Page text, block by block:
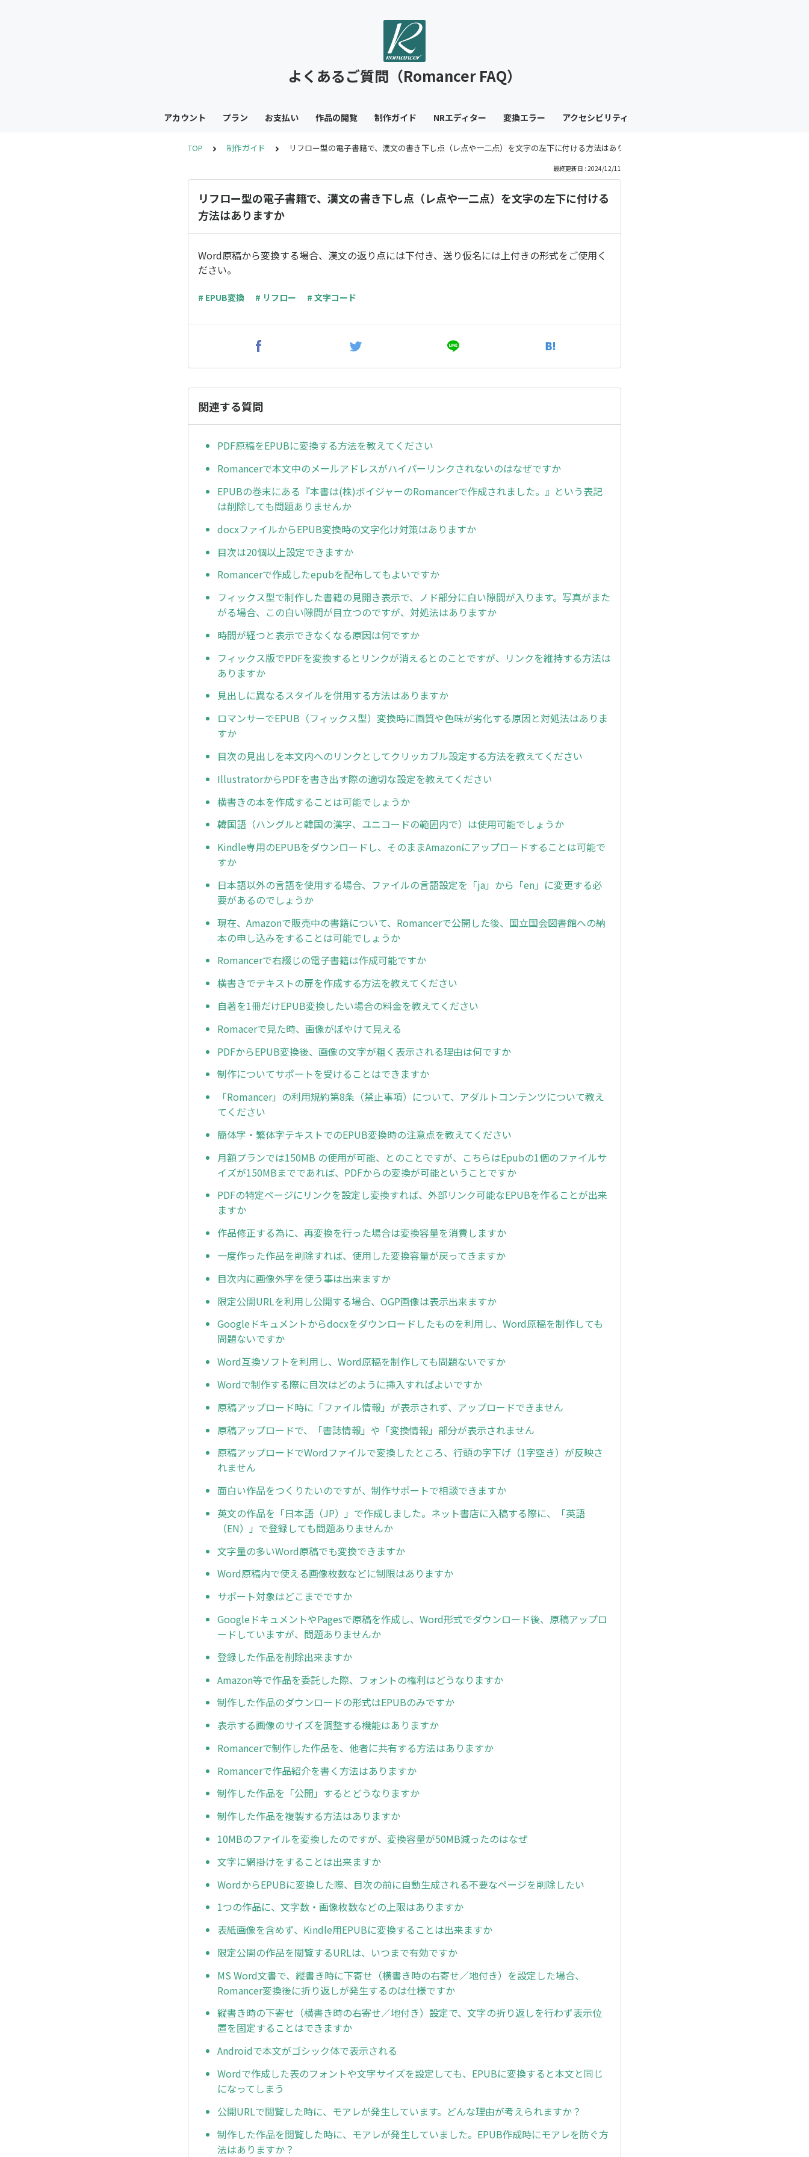
よくあるご質問（Romancer FAQ）
アカウント プラン お支払い 作品の閲覧 制作ガイド NRエディター 変換エラー アクセシビリティ
TOP 制作ガイド リフロー型の電子書籍で、漢文の書き下し点（レ点や一二点）を文字の左下に付ける方法はありますか
最終更新日 : 2024/12/11
リフロー型の電子書籍で、漢文の書き下し点（レ点や一二点）を文字の左下に付ける
方法はありますか
Word原稿から変換する場合、漢文の返り点には下付き、送り仮名には上付きの形式をご使用く
ださい。
# EPUB変換 # リフロー # 文字コード
関連する質問
PDF原稿をEPUBに変換する方法を教えてください
Romancerで本文中のメールアドレスがハイパーリンクされないのはなぜですか
EPUBの巻末にある『本書は(株)ボイジャーのRomancerで作成されました。』という表記
は削除しても問題ありませんか
docxファイルからEPUB変換時の文字化け対策はありますか
目次は20個以上設定できますか
Romancerで作成したepubを配布してもよいですか
フィックス型で制作した書籍の見開き表示で、ノド部分に白い隙間が入ります。写真がまた
がる場合、この白い隙間が目立つのですが、対処法はありますか
時間が経つと表示できなくなる原因は何ですか
フィックス版でPDFを変換するとリンクが消えるとのことですが、リンクを維持する方法は
ありますか
見出しに異なるスタイルを併用する方法はありますか
ロマンサーでEPUB（フィックス型）変換時に画質や色味が劣化する原因と対処法はありま
すか
目次の見出しを本文内へのリンクとしてクリッカブル設定する方法を教えてください
IllustratorからPDFを書き出す際の適切な設定を教えてください
横書きの本を作成することは可能でしょうか
韓国語（ハングルと韓国の漢字、ユニコードの範囲内で）は使用可能でしょうか
Kindle専用のEPUBをダウンロードし、そのままAmazonにアップロードすることは可能で
すか
日本語以外の言語を使用する場合、ファイルの言語設定を「ja」から「en」に変更する必
要があるのでしょうか
現在、Amazonで販売中の書籍について、Romancerで公開した後、国立国会図書館への納
本の申し込みをすることは可能でしょうか
Romancerで右綴じの電子書籍は作成可能ですか
横書きでテキストの扉を作成する方法を教えてください
自著を1冊だけEPUB変換したい場合の料金を教えてください
Romacerで見た時、画像がぼやけて見える
PDFからEPUB変換後、画像の文字が粗く表示される理由は何ですか
制作についてサポートを受けることはできますか
「Romancer」の利用規約第8条（禁止事項）について、アダルトコンテンツについて教え
てください
簡体字・繁体字テキストでのEPUB変換時の注意点を教えてください
月額プランでは150MB の使用が可能、とのことですが、こちらはEpubの1個のファイルサ
イズが150MBまでであれば、PDFからの変換が可能ということですか
PDFの特定ページにリンクを設定し変換すれば、外部リンク可能なEPUBを作ることが出来
ますか
作品修正する為に、再変換を行った場合は変換容量を消費しますか
一度作った作品を削除すれば、使用した変換容量が戻ってきますか
目次内に画像外字を使う事は出来ますか
限定公開URLを利用し公開する場合、OGP画像は表示出来ますか
Googleドキュメントからdocxをダウンロードしたものを利用し、Word原稿を制作しても
問題ないですか
Word互換ソフトを利用し、Word原稿を制作しても問題ないですか
Wordで制作する際に目次はどのように挿入すればよいですか
原稿アップロード時に「ファイル情報」が表示されず、アップロードできません
原稿アップロードで、「書誌情報」や「変換情報」部分が表示されません
原稿アップロードでWordファイルで変換したところ、行頭の字下げ（1字空き）が反映さ
れません
面白い作品をつくりたいのですが、制作サポートで相談できますか
英文の作品を「日本語（JP）」で作成しました。ネット書店に入稿する際に、「英語
（EN）」で登録しても問題ありませんか
文字量の多いWord原稿でも変換できますか
Word原稿内で使える画像枚数などに制限はありますか
サポート対象はどこまでですか
GoogleドキュメントやPagesで原稿を作成し、Word形式でダウンロード後、原稿アップロ
ードしていますが、問題ありませんか
登録した作品を削除出来ますか
Amazon等で作品を委託した際、フォントの権利はどうなりますか
制作した作品のダウンロードの形式はEPUBのみですか
表示する画像のサイズを調整する機能はありますか
Romancerで制作した作品を、他者に共有する方法はありますか
Romancerで作品紹介を書く方法はありますか
制作した作品を「公開」するとどうなりますか
制作した作品を複製する方法はありますか
10MBのファイルを変換したのですが、変換容量が50MB減ったのはなぜ
文字に網掛けをすることは出来ますか
WordからEPUBに変換した際、目次の前に自動生成される不要なページを削除したい
1つの作品に、文字数・画像枚数などの上限はありますか
表紙画像を含めず、Kindle用EPUBに変換することは出来ますか
限定公開の作品を閲覧するURLは、いつまで有効ですか
MS Word文書で、縦書き時に下寄せ（横書き時の右寄せ／地付き）を設定した場合、
Romancer変換後に折り返しが発生するのは仕様ですか
縦書き時の下寄せ（横書き時の右寄せ／地付き）設定で、文字の折り返しを行わず表示位
置を固定することはできますか
Androidで本文がゴシック体で表示される
Wordで作成した表のフォントや文字サイズを設定しても、EPUBに変換すると本文と同じ
になってしまう
公開URLで閲覧した時に、モアレが発生しています。どんな理由が考えられますか？
制作した作品を閲覧した時に、モアレが発生していました。EPUB作成時にモアレを防ぐ方
法はありますか？